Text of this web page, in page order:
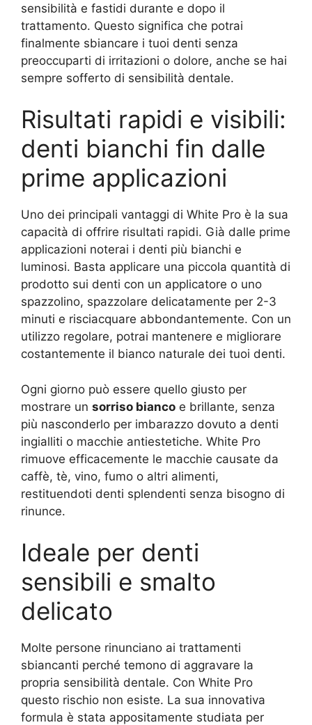
sensibilità e fastidi durante e dopo il
trattamento. Questo significa che potrai
finalmente sbiancare i tuoi denti senza
preoccuparti di irritazioni o dolore, anche se hai
sempre sofferto di sensibilità dentale.
Risultati rapidi e visibili:
denti bianchi fin dalle
prime applicazioni
Uno dei principali vantaggi di White Pro è la sua
capacità di offrire risultati rapidi. Già dalle prime
applicazioni noterai i denti più bianchi e
luminosi. Basta applicare una piccola quantità di
prodotto sui denti con un applicatore o uno
spazzolino, spazzolare delicatamente per 2-3
minuti e risciacquare abbondantemente. Con un
utilizzo regolare, potrai mantenere e migliorare
costantemente il bianco naturale dei tuoi denti.
Ogni giorno può essere quello giusto per
mostrare un sorriso bianco e brillante, senza
più nasconderlo per imbarazzo dovuto a denti
ingialliti o macchie antiestetiche. White Pro
rimuove efficacemente le macchie causate da
caffè, tè, vino, fumo o altri alimenti,
restituendoti denti splendenti senza bisogno di
rinunce.
Ideale per denti
sensibili e smalto
delicato
Molte persone rinunciano ai trattamenti
sbiancanti perché temono di aggravare la
propria sensibilità dentale. Con White Pro
questo rischio non esiste. La sua innovativa
formula è stata appositamente studiata per